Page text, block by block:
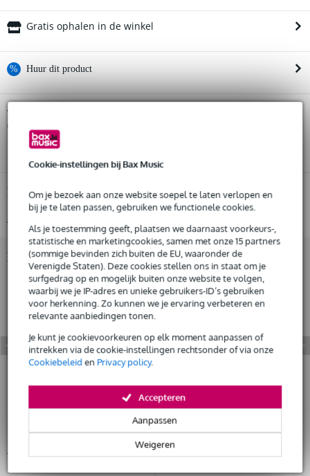
Cookie-instellingen bij Bax Music
Om je bezoek aan onze website soepel te laten verlopen en
bij je te laten passen, gebruiken we functionele cookies.
Als je toestemming geeft, plaatsen we daarnaast voorkeurs-,
statistische en marketingcookies, samen met onze 15 partners
(sommige bevinden zich buiten de EU, waaronder de
Verenigde Staten). Deze cookies stellen ons in staat om je
surfgedrag op en mogelijk buiten onze website te volgen,
waarbij we je IP-adres en unieke gebruikers-ID’s gebruiken
voor herkenning. Zo kunnen we je ervaring verbeteren en
relevante aanbiedingen tonen.
Je kunt je cookievoorkeuren op elk moment aanpassen of
intrekken via de cookie-instellingen rechtsonder of via onze
Cookiebeleiden Privacy policy.
Weigeren
Aanpassen
Accepteren
Gratis ophalen in de winkel
% Huur dit product
€ 2.500,-
Gratis
Al na 4 maanden maandelijks opzegbaar
Snelle vervanging door Bax Music bij een defect
Huur dit product
Twijfel je of de
de check.
Productinformatie
Bekijk ook eens (8)